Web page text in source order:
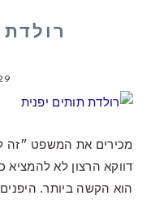
29 בדצמבר
מכירים את המשפט ״זה
דווקא הרצון לא להמציא
הוא הקשה ביותר.